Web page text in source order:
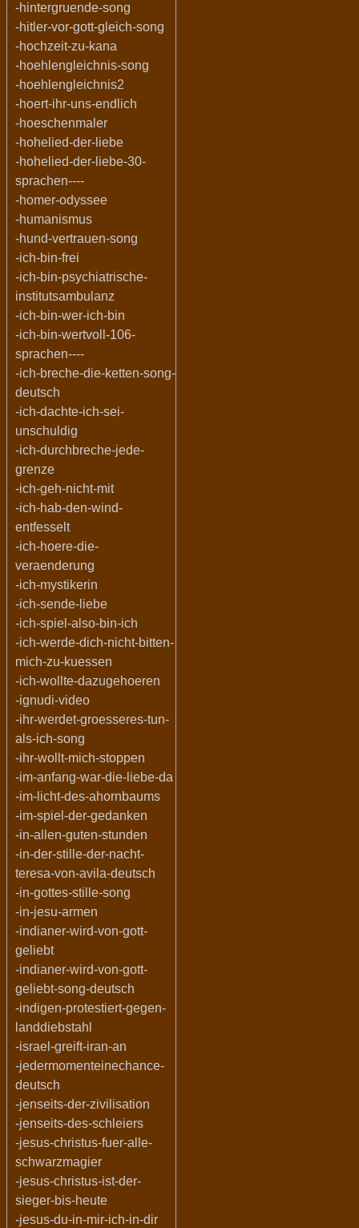
-hintergruende-song
-hitler-vor-gott-gleich-song
-hochzeit-zu-kana
-hoehlengleichnis-song
-hoehlengleichnis2
-hoert-ihr-uns-endlich
-hoeschenmaler
-hohelied-der-liebe
-hohelied-der-liebe-30-
sprachen----
-homer-odyssee
-humanismus
-hund-vertrauen-song
-ich-bin-frei
-ich-bin-psychiatrische-
institutsambulanz
-ich-bin-wer-ich-bin
-ich-bin-wertvoll-106-
sprachen----
-ich-breche-die-ketten-song-
deutsch
-ich-dachte-ich-sei-
unschuldig
-ich-durchbreche-jede-
grenze
-ich-geh-nicht-mit
-ich-hab-den-wind-
entfesselt
-ich-hoere-die-
veraenderung
-ich-mystikerin
-ich-sende-liebe
-ich-spiel-also-bin-ich
-ich-werde-dich-nicht-bitten-
mich-zu-kuessen
-ich-wollte-dazugehoeren
-ignudi-video
-ihr-werdet-groesseres-tun-
als-ich-song
-ihr-wollt-mich-stoppen
-im-anfang-war-die-liebe-da
-im-licht-des-ahornbaums
-im-spiel-der-gedanken
-in-allen-guten-stunden
-in-der-stille-der-nacht-
teresa-von-avila-deutsch
-in-gottes-stille-song
-in-jesu-armen
-indianer-wird-von-gott-
geliebt
-indianer-wird-von-gott-
geliebt-song-deutsch
-indigen-protestiert-gegen-
landdiebstahl
-israel-greift-iran-an
-jedermomenteinechance-
deutsch
-jenseits-der-zivilisation
-jenseits-des-schleiers
-jesus-christus-fuer-alle-
schwarzmagier
-jesus-christus-ist-der-
sieger-bis-heute
-jesus-du-in-mir-ich-in-dir